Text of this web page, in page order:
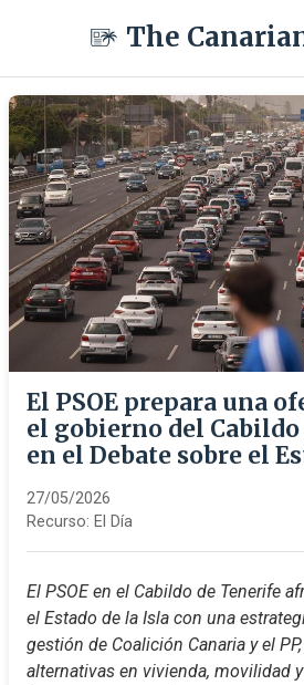
The
El PSOE prepara una
el gobierno del
en el Debate sobre el
27/05/2026
Recurso: El Día
El PSOE en el Cabildo de Tenerife
el Estado de la Isla con una
gestión de Coalición Canaria y el
alternativas en vivienda, movilidad